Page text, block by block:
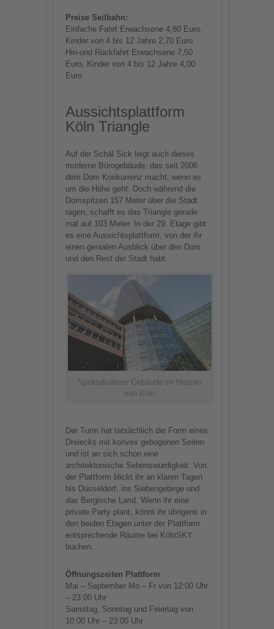
Preise Seilbahn:
Einfache Fahrt Erwachsene 4,80 Euro,
Kinder von 4 bis 12 Jahre 2,70 Euro
Hin-und Rückfahrt Erwachsene 7,50
Euro, Kinder von 4 bis 12 Jahre 4,00
Euro
Aussichtsplattform
Köln Triangle
Auf der Schäl Sick liegt auch dieses
moderne Bürogebäude, das seit 2006
dem Dom Konkurrenz macht, wenn es
um die Höhe geht. Doch während die
Domspitzen 157 Meter über die Stadt
ragen, schafft es das Triangle gerade
mal auf 103 Meter. In der 29. Etage gibt
es eine Aussichtsplattform, von der ihr
einen genialen Ausblick über den Dom
und den Rest der Stadt habt.
Spektakuläres Gebäude im Herzen
von Köln
Der Turm hat tatsächlich die Form eines
Dreiecks mit konvex gebogenen Seiten
und ist an sich schon eine
architektonische Sehenswürdigkeit. Von
der Plattform blickt ihr an klaren Tagen
bis Düsseldorf, ins Siebengebirge und
das Bergische Land. Wenn ihr eine
private Party plant, könnt ihr übrigens in
den beiden Etagen unter der Plattform
entsprechende Räume bei KölnSKY
buchen.
Öffnungszeiten Plattform:
Mai – September Mo – Fr von 12:00 Uhr
– 23:00 Uhr
Samstag, Sonntag und Feiertag von
10:00 Uhr – 23:00 Uhr